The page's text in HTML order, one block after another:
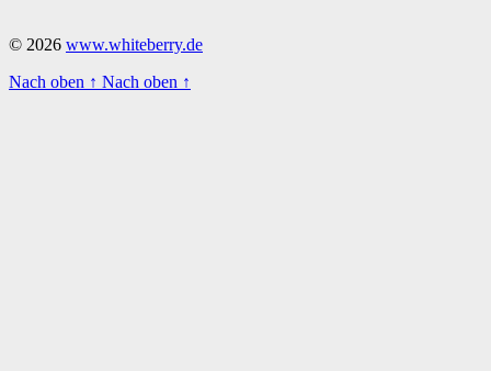
© 2026 www.whiteberry.de
Nach oben ↑ Nach oben ↑